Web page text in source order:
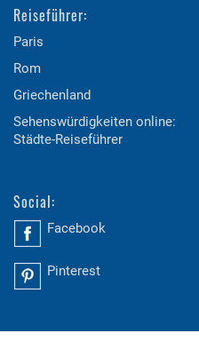
Reiseführer:
Paris
Rom
Griechenland
Sehenswürdigkeiten online:
Städte-Reiseführer
Social:
Facebook
Pinterest